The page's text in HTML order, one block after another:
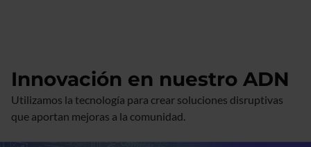
Innovación en nuestro ADN
Utilizamos la tecnología para crear soluciones disruptivas
que aportan mejoras a la comunidad.